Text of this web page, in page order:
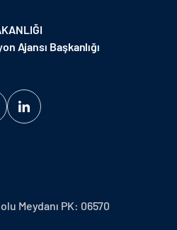
Ajansı Başkanlığı
Meydanı PK: 06570